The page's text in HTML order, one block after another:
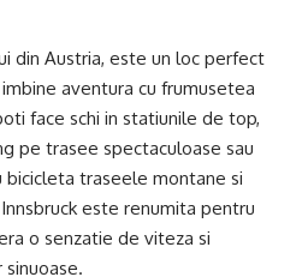
din Austria, este un loc perfect
aventura cu frumusetea
face schi in statiunile de top,
pe trasee spectaculoase sau
traseele montane si
este renumita pentru
o senzatie de viteza si